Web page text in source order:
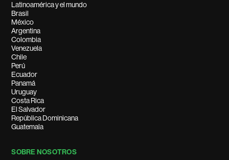
Latinoamérica y el mundo
Brasil
México
Argentina
Colombia
Venezuela
Chile
Perú
Ecuador
Panamá
Uruguay
Costa Rica
El Salvador
República Dominicana
Guatemala
SOBRE NOSOTROS